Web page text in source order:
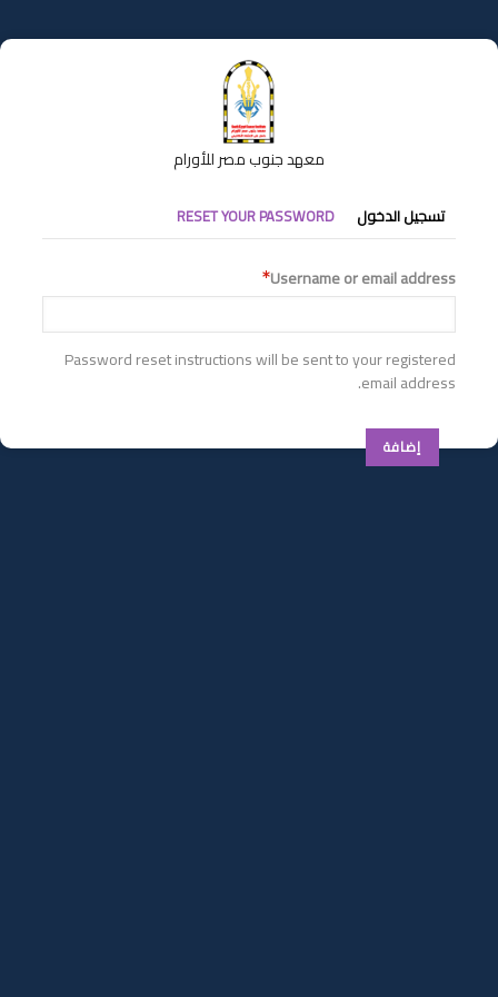
إلى
المحتوى
معهد جنوب مصر للأورام
التبويبات
الأساسية
تسجيل الدخول RESET YOUR PASSWORD
Username or email address
Password reset instructions will be sent to your registered
email address.